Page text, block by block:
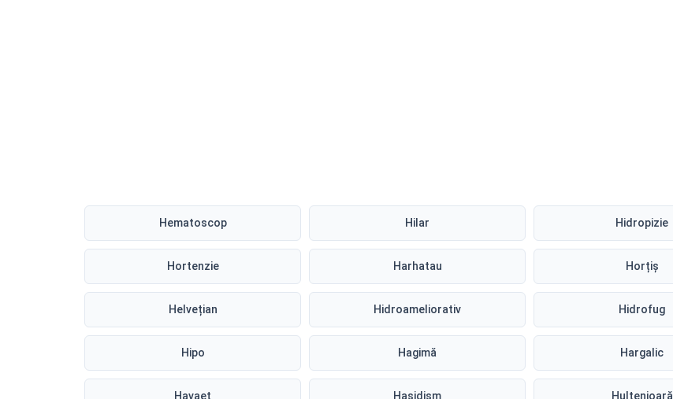
Hematoscop Hilar Hidropizie
Hortenzie Harhatau Horțiș
Helvețian Hidroameliorativ Hidrofug
Hipo Hagimă Hargalic
Havaet Hasidism Hultenioară